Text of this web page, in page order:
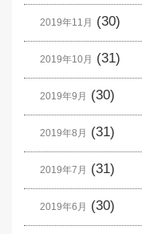
2019年11月 (30)
2019年10月 (31)
2019年9月 (30)
2019年8月 (31)
2019年7月 (31)
2019年6月 (30)